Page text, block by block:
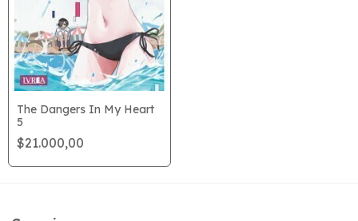
The Dangers In My Heart
5
$21.000,00